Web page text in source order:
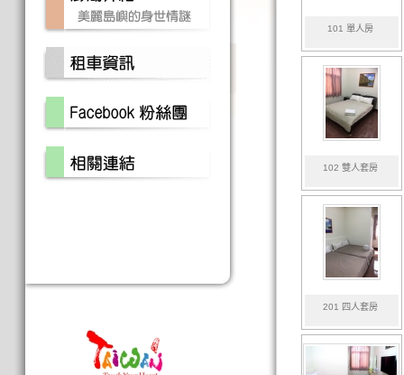
101 單人房
102 雙人套房
201 四人套房